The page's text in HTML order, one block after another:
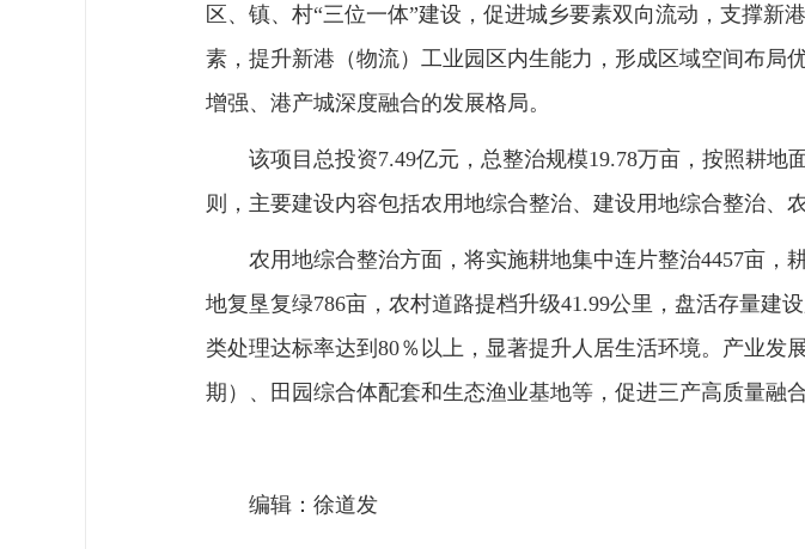
区、镇、村“三位一体”建设，促进城乡要素双向流动，支撑新
素，提升新港（物流）工业园区内生能力，形成区域空间布
增强、港产城深度融合的发展格局。
该项目总投资7.49亿元，总整治规模19.78万亩，按照耕
则，主要建设内容包括农用地综合整治、建设用地综合整治、
农用地综合整治方面，将实施耕地集中连片整治4457亩，
地复垦复绿786亩，农村道路提档升级41.99公里，盘活存量建
类处理达标率达到80％以上，显著提升人居生活环境。产业
期）、田园综合体配套和生态渔业基地等，促进三产高质量
编辑：徐道发